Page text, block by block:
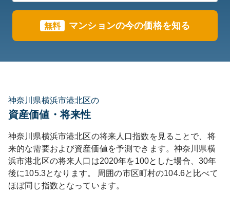
無料 マンションの今の価格を知る
神奈川県横浜市港北区の
資産価値・将来性
神奈川県横浜市港北区の将来人口指数を見ることで、将
来的な需要および資産価値を予測できます。 神奈川県横
浜市港北区の将来人口は2020年を100とした場合、30年
後に105.3となります。 周囲の市区町村の104.6と比べて
ほぼ同じ指数となっています。